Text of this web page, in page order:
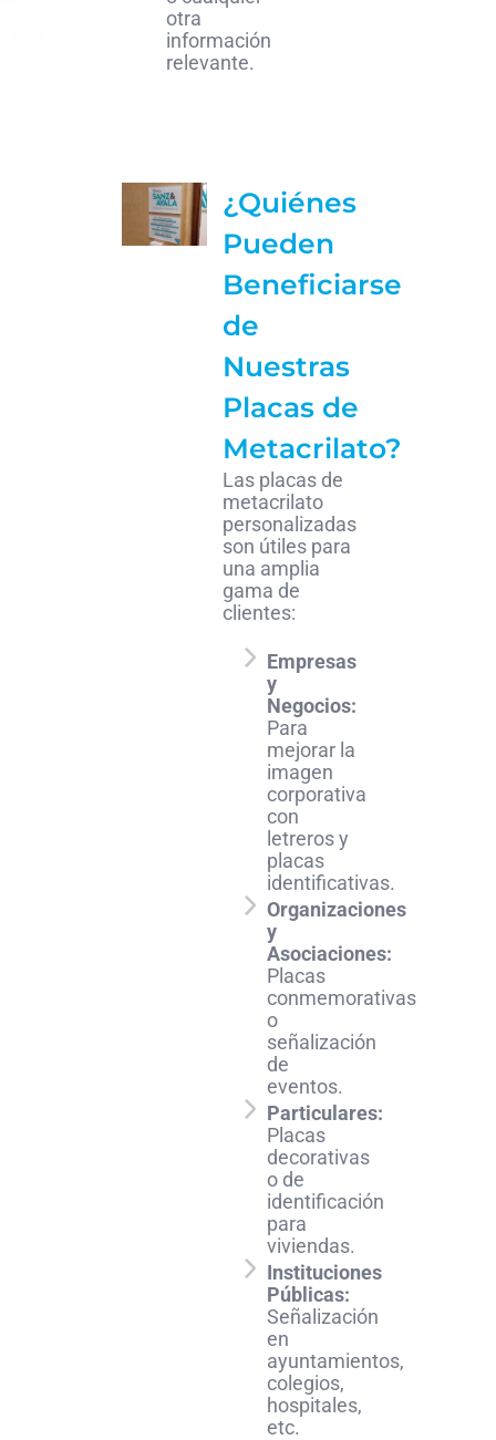
otra
información
relevante.
¿Quiénes
Pueden
Beneficiarse
de
Nuestras
Placas de
Metacrilato?
Las placas de
metacrilato
personalizadas
son útiles para
una amplia
gama de
clientes:
Empresas
y
Negocios:
Para
mejorar la
imagen
corporativa
con
letreros y
placas
identificativas.
Organizaciones
y
Asociaciones:
Placas
conmemorativas
o
señalización
de
eventos.
Particulares:
Placas
decorativas
o de
identificación
para
viviendas.
Instituciones
Públicas:
Señalización
en
ayuntamientos,
colegios,
hospitales,
etc.